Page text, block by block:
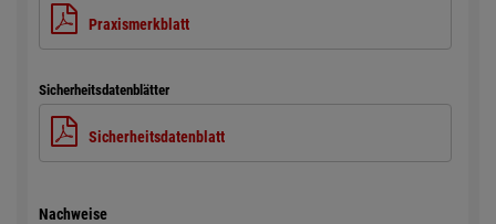
Praxismerkblatt
Sicherheitsdatenblätter
Sicherheitsdatenblatt
Nachweise